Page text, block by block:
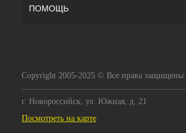
ПОМОЩЬ
Copyright 2005-2025 © Все права защищены.
г. Новороссийск, ул. Южная, д. 21
Посмотреть на карте